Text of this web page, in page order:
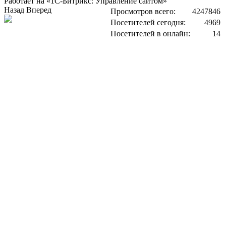
Просмотров всего:
4247846
Посетителей сегодня:
4969
Посетителей в онлайн:
14
Назад Вперед